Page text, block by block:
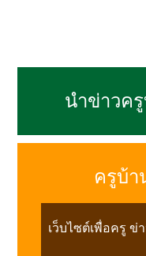
นำข่าวค
ครูบ้
เว็บไซต์เพื่อครู ข่